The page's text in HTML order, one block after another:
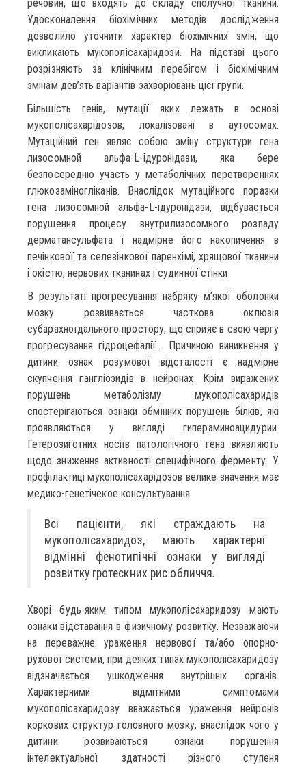
речовин, що входять до складу сполучної тканини.
Удосконалення біохімічних методів дослідження
дозволило уточнити характер біохімічних змін, що
викликають мукополісахаридози. На підставі цього
розрізняють за клінічним перебігом і біохімічним
змінам дев’ять варіантів захворювань цієї групи.
Більшість генів, мутації яких лежать в основі
мукополісахарідозов, локалізовані в аутосомах.
Мутаційний ген являє собою зміну структури гена
лизосомной альфа-L-ідуронідази, яка бере
безпосередню участь у метаболічних перетвореннях
глюкозаміногліканів. Внаслідок мутаційного поразки
гена лизосомной альфа-L-ідуронідази, відбувається
порушення процесу внутрилизосомного розпаду
дерматансульфата і надмірне його накопичення в
печінкової та селезінкової паренхімі, хрящової тканини
і окістю, нервових тканинах і судинної стінки.
В результаті прогресування набряку м’якої оболонки
мозку розвивається часткова оклюзія
субарахноїдального простору, що сприяє в свою чергу
прогресування гідроцефалії . Причиною виникнення у
дитини ознак розумової відсталості є надмірне
скупчення гангліозидів в нейронах. Крім виражених
порушень метаболізму мукополісахаридів
спостерігаються ознаки обмінних порушень білків, які
проявляються у вигляді гипераминоацидурии.
Гетерозиготних носіїв патологічного гена виявляють
щодо зниження активності специфічного ферменту. У
профілактиці мукополісахарідозов велике значення має
медико-генетічекое консультування.
Всі пацієнти, які страждають на
мукополісахаридоз, мають характерні
відмінні фенотипічні ознаки у вигляді
розвитку гротескних рис обличчя.
Хворі будь-яким типом мукополісахаридозу мають
ознаки відставання в физичному розвитку. Незважаючи
на переважне ураження нервової та/або опорно-
рухової системи, при деяких типах мукополісахаридозу
відзначається ушкодження внутрішніх органів.
Характерними відмітними симптомами
мукополісахаридозу вважається ураження нейронів
коркових структур головного мозку, внаслідок чого у
дитини розвиваються ознаки порушення
інтелектуальної здатності різного ступеня